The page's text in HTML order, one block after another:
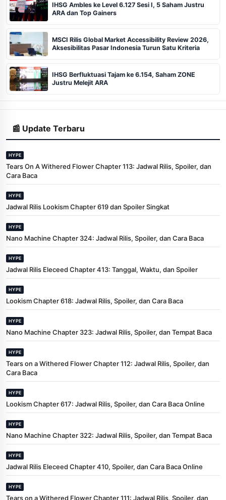
IHSG Ambles ke Level 6.127 Sesi I, 5 Saham Justru
ARA dan Top Gainers
MSCI Rilis Global Market Accessibility Review 2026,
Aksesibilitas Pasar Indonesia Turun Satu Kriteria
IHSG Berfluktuasi Tajam ke 6.154, Saham ZONE
Justru Melejit ARA
📰 Update Terbaru
HYPE
Tears On A Withered Flower Chapter 113: Jadwal Rilis, Spoiler, dan
Cara Baca
HYPE
Jadwal Rilis Lookism Chapter 619 dan Spoiler Singkat
HYPE
Nano Machine Chapter 324: Jadwal Rilis, Spoiler, dan Cara Baca
HYPE
Jadwal Rilis Eleceed Chapter 413: Tanggal, Waktu, dan Spoiler
HYPE
Lookism Chapter 618: Jadwal Rilis, Spoiler, dan Cara Baca
HYPE
Nano Machine Chapter 323: Jadwal Rilis, Spoiler, dan Tempat Baca
HYPE
Tears on a Withered Flower Chapter 112: Jadwal Rilis, Spoiler, dan
Cara Baca
HYPE
Lookism Chapter 617: Jadwal Rilis, Spoiler, dan Cara Baca Online
HYPE
Nano Machine Chapter 322: Jadwal Rilis, Spoiler, dan Tempat Baca
HYPE
Jadwal Rilis Eleceed Chapter 410, Spoiler, dan Cara Baca Online
HYPE
Tears on a Withered Flower Chapter 111: Jadwal Rilis, Spoiler, dan